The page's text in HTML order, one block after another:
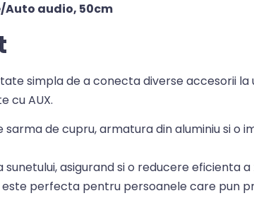
audio, 50cm
simpla de a conecta diverse accesorii la
cu AUX.
de cupru, armatura din aluminiu si o
asigurand si o reducere eficienta a
este perfecta pentru persoanele care pun